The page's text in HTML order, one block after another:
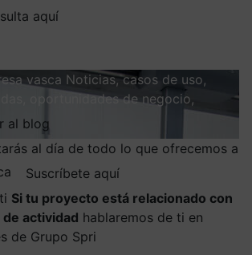
aquí
vasca Noticias, casos de uso,
oportunidades de negocio,
al blog
al día de todo lo que ofrecemos a
Suscríbete aquí
Si tu proyecto está relacionado con
actividad hablaremos de ti en
de Grupo Spri